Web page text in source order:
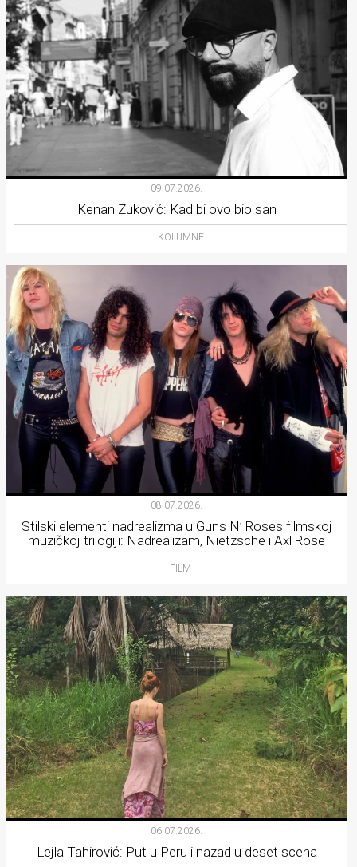
09.07.2026.
Kenan Zuković: Kad bi ovo bio san
KOLUMNE
08.07.2026.
Stilski elementi nadrealizma u Guns N’ Roses filmskoj
muzičkoj trilogiji: Nadrealizam, Nietzsche i Axl Rose
FILM
06.07.2026.
Lejla Tahirović: Put u Peru i nazad u deset scena